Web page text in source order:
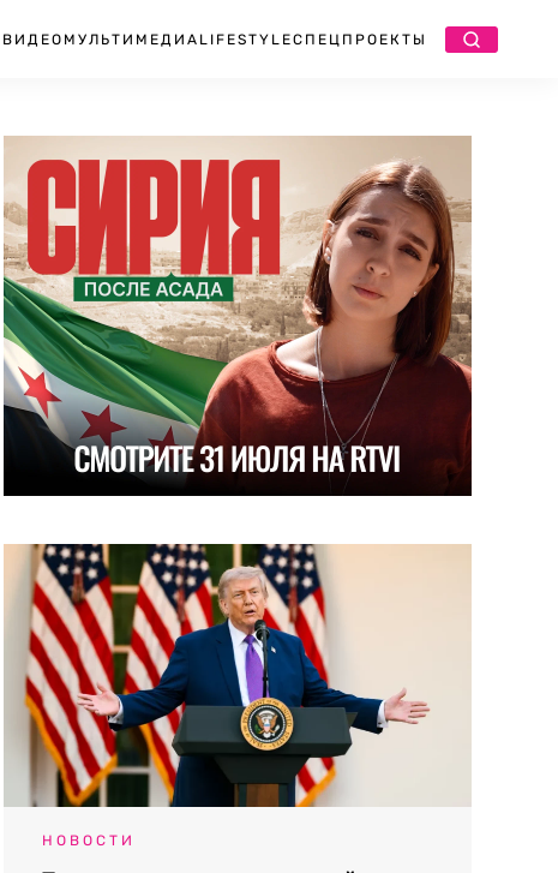
ВИДЕО МУЛЬТИМЕДИА LIFESTYLEСПЕЦПРОЕКТЫ
НОВОСТИ